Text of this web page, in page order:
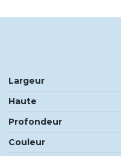
Largeur
Haute
Profondeur
Couleur